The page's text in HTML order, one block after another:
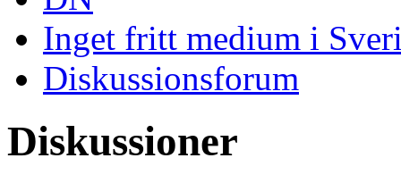
Inget fritt medium i
Diskussionsforum
Diskussioner